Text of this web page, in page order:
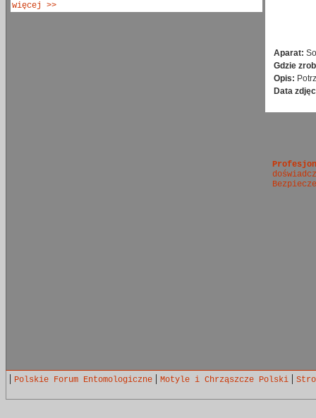
więcej >>
Aparat:
Gdzie
Opis:
Data
| Polskie Forum Entomologiczne | Motyle i Chrząszcze Polski |